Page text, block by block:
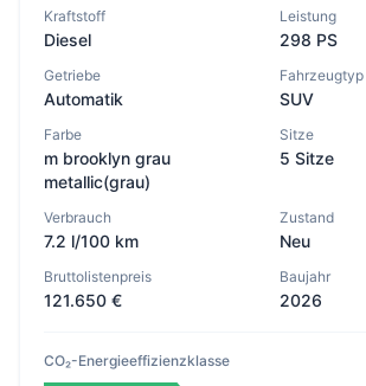
Kraftstoff
Diesel
Leistung
298 PS
Getriebe
Automatik
Fahrzeugtyp
SUV
Farbe
m brooklyn grau
metallic(grau)
Sitze
5 Sitze
Verbrauch
7.2 l/100 km
Zustand
Neu
Bruttolistenpreis
121.650 €
Baujahr
2026
CO₂-Energieeffizienzklasse